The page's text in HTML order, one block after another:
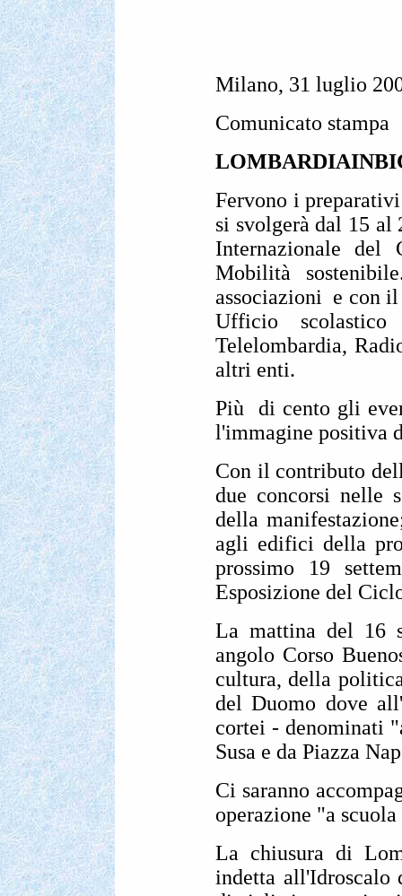
Milano, 31 luglio
Comunicato stampa
Fervono i
si svolgerà dal 15 al
Internazionale
Mobilità
associazioni e con
Ufficio
Telelombardia,
altri enti.
Più di cento gli
l'immagine positiva
Con il contributo
due concorsi nelle
della
agli edifici della
prossimo 19
Esposizione del
La mattina del 16
angolo Corso
cultura, della
del Duomo dove
cortei - denominati
Susa e da Piazza
Ci saranno
operazione "a
La chiusura di
indetta all'Idroscalo